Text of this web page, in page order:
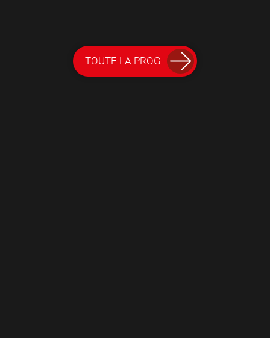
TOUTE LA PROG